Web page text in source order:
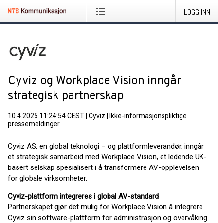
LOGG INN
Cyviz og Workplace Vision inngår
strategisk partnerskap
10.4.2025 11:24:54 CEST Cyviz
Ikke-informasjonspliktige
pressemeldinger
Cyviz AS, en global teknologi – og plattformleverandør, inngår
et strategisk samarbeid med Workplace Vision, et ledende UK-
basert selskap spesialisert i å transformere AV-opplevelsen
for globale virksomheter.
Cyviz-plattform integreres i global AV-standard
Partnerskapet gjør det mulig for Workplace Vision å integrere
Cyviz sin software-plattform for administrasjon og overvåking